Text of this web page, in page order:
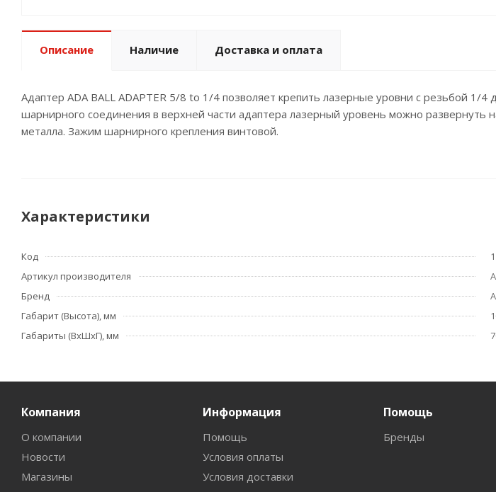
Описание Наличие Доставка и оплата
Адаптер ADA BALL ADAPTER 5/8 to 1/4 позволяет крепить лазерные уровни с резьбой
шарнирного соединения в верхней части адаптера лазерный уровень можно
металла. Зажим шарнирного крепления винтовой.
Характеристики
Код
Артикул производителя
Бренд
Габарит (Высота), мм
Габариты (ВхШхГ), мм
Компания
О компании
Новости
Магазины
Информация
Помощь
Условия оплаты
Условия доставки
Помощь
Бренды